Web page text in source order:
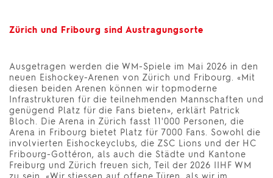
Zürich und Fribourg sind Austragungsorte
Ausgetragen werden die WM-Spiele im Mai 2026 in den
neuen Eishockey-Arenen von Zürich und Fribourg. «Mit
diesen beiden Arenen können wir topmoderne
Infrastrukturen für die teilnehmenden Mannschaften und
genügend Platz für die Fans bieten», erklärt Patrick
Bloch. Die Arena in Zürich fasst 11'000 Personen, die
Arena in Fribourg bietet Platz für 7000 Fans. Sowohl die
involvierten Eishockeyclubs, die ZSC Lions und der HC
Fribourg-Gottéron, als auch die Städte und Kantone
Freiburg und Zürich freuen sich, Teil der 2026 IIHF WM